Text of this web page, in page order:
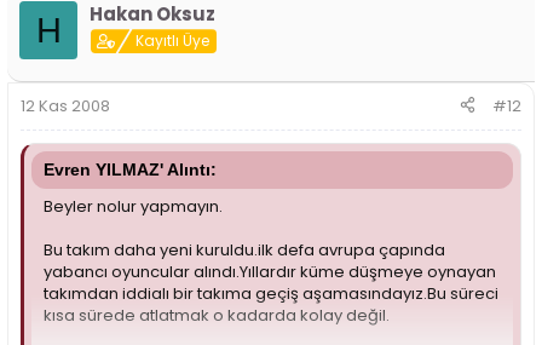
H Hakan Oksuz
Kayıtlı Üye
12 Kas 2008 #12
Evren YILMAZ' Alıntı:
Beyler nolur yapmayın.
Bu takım daha yeni kuruldu.ilk defa avrupa çapında
yabancı oyuncular alındı.Yıllardır küme düşmeye oynayan
takımdan iddialı bir takıma geçiş aşamasındayız.Bu süreci
kısa sürede atlatmak o kadarda kolay değil.